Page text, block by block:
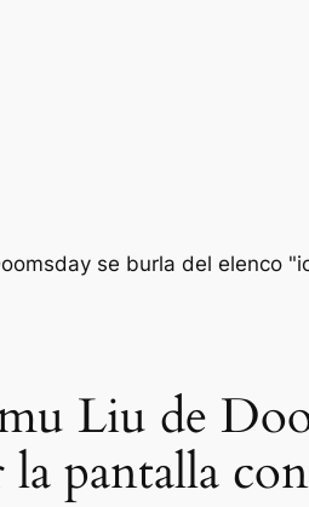
Liu de
la pantalla